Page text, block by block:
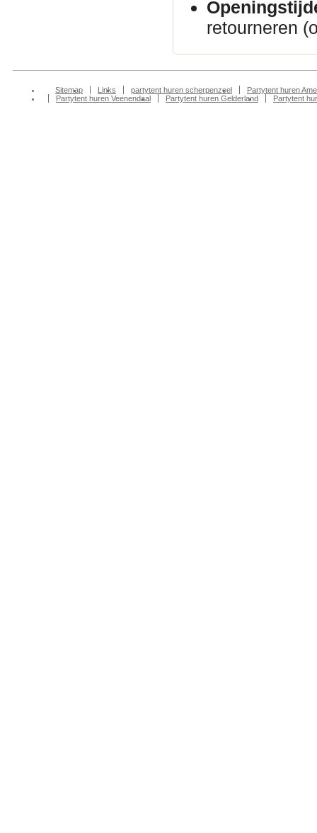
retourneren
Sitemap Links partytent huren scherpenzeel
Partytent huren
Partytent huren Veenendaal
Partytent huren Gelderland Partytent